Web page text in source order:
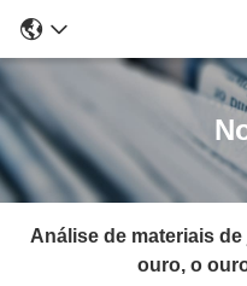
Análise de materiais
ouro, o